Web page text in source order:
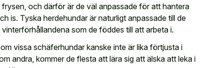
frysen, och därför är de väl anpassade för att hantera
is. Tyska herdehundar är naturligt anpassade till de
vinterförhållandena som de föddes till att arbeta i.
vissa schäferhundar kanske inte är lika förtjusta i
andra, kommer de flesta att lära sig att älska att leka i